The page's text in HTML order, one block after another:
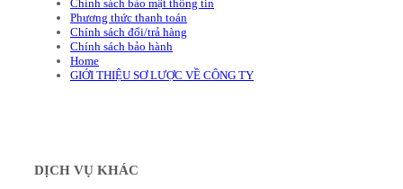
Chính sách bảo mật thông tin
Phương thức thanh toán
Chính sách đổi/trả hàng
Chính sách bảo hành
Home
GIỚI THIỆU SƠ LƯỢC VỀ CÔNG TY
DỊCH VỤ KHÁC